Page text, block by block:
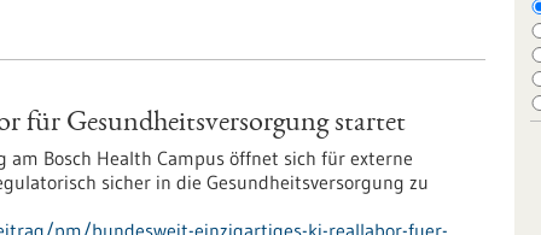
für Gesundheits­versorgung startet
am Bosch Health Campus öffnet sich für externe
sicher in die Gesundheitsversorgung zu
pm/bundesweit-einzigartiges-ki-reallabor-fuer-